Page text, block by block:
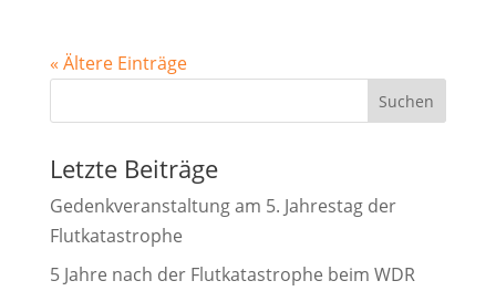
« Ältere Einträge
Suchen
Letzte Beiträge
Gedenkveranstaltung am 5. Jahrestag der
Flutkatastrophe
5 Jahre nach der Flutkatastrophe beim WDR